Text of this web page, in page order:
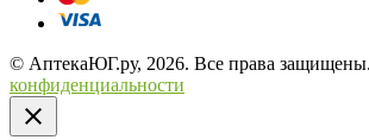
© АптекаЮГ.ру, 2026. Все права защищены.
конфиденциальности